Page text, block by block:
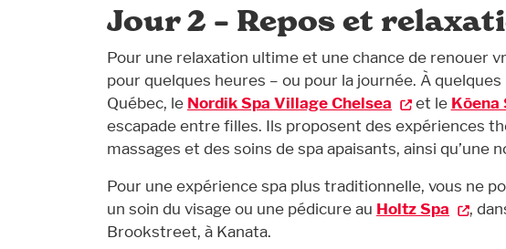
Jour 2 – Repos et
Pour une relaxation ultime et une chance de renouer
pour quelques heures – ou pour la journée. À
Québec, le Nordik Spa Village Chelsea et le Kōena
escapade entre filles. Ils proposent des expériences
massages et des soins de spa apaisants, ainsi
Pour une expérience spa plus traditionnelle, vous ne
un soin du visage ou une pédicure au Holtz Spa ,
Brookstreet, à Kanata.